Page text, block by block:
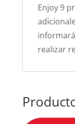
Enjoy 9
realizar